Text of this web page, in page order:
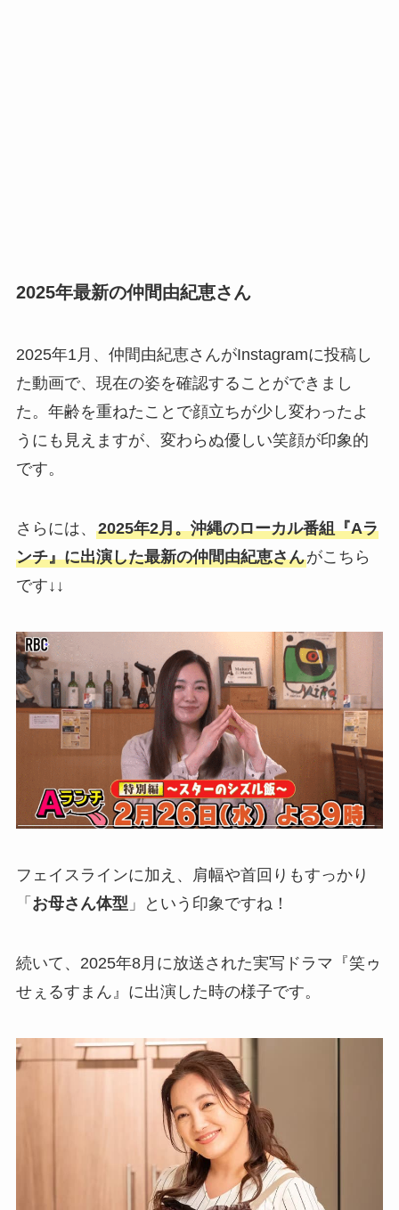
2025年最新の仲間由紀恵さん
2025年1月、仲間由紀恵さんがInstagramに投稿し
た動画で、現在の姿を確認することができまし
た。年齢を重ねたことで顔立ちが少し変わったよ
うにも見えますが、変わらぬ優しい笑顔が印象的
です。
さらには、 2025年2月。沖縄のローカル番組『Aラ
ンチ』に出演した最新の仲間由紀恵さんがこちら
です↓↓
フェイスラインに加え、肩幅や首回りもすっかり
「 お母さん体型 」という印象ですね！
続いて、2025年8月に放送された実写ドラマ『笑ゥ
せぇるすまん』に出演した時の様子です。